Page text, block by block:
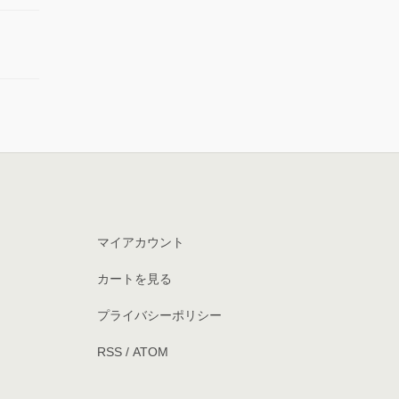
マイアカウント
カートを見る
プライバシーポリシー
RSS/ ATOM